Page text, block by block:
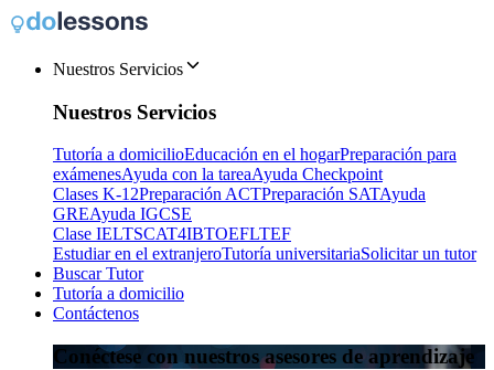
Nuestros Servicios
Nuestros Servicios
Tutoría a domicilioEducación en el hogarPreparación para
exámenesAyuda con la tareaAyuda Checkpoint
Clases K-12Preparación ACTPreparación SATAyuda
GREAyuda IGCSE
Clase IELTSCAT4IBTOEFLTEF
Estudiar en el extranjeroTutoría universitariaSolicitar un tutor
Buscar Tutor
Tutoría a domicilio
Contáctenos
Conéctese con nuestros asesores de aprendizaje